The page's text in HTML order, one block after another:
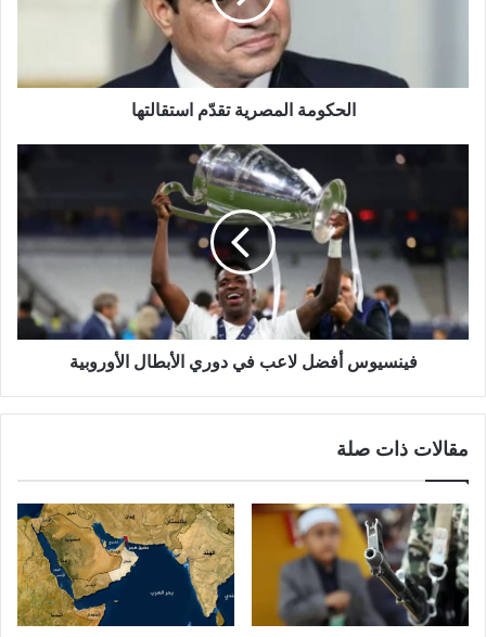
الحكومة المصرية تقدّم استقالتها
فينسيوس أفضل لاعب في دوري الأبطال الأوروبية
مقالات ذات صلة